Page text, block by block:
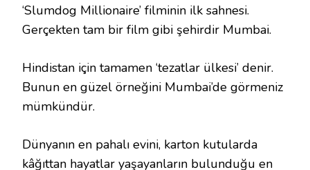
‘Slumdog Millionaire’ filminin ilk sahnesi.
Gerçekten tam bir film gibi şehirdir Mumbai.
Hindistan için tamamen ‘tezatlar ülkesi’ denir.
Bunun en güzel örneğini Mumbai’de görmeniz
mümkündür.
Dünyanın en pahalı evini, karton kutularda
kâğıttan hayatlar yaşayanların bulunduğu en